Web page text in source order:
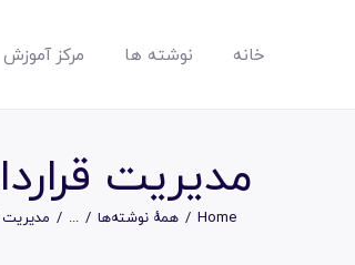
خانه نوشته ها مرکز آموزش
مدیریت
Home همهٔ نوشته‌ها ... مدیریت